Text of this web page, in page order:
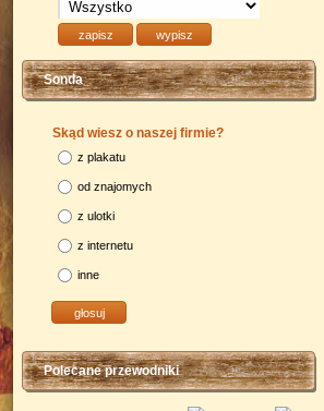
Sonda
Skąd wiesz o naszej firmie?
z plakatu
od znajomych
z ulotki
z internetu
inne
Polecane przewodniki